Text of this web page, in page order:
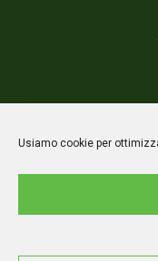
Usiamo cookie per